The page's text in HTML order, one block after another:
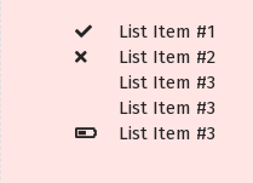
List Item #1
List Item #2
List Item #3
List Item #3
List Item #3